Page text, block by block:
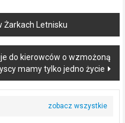
Żarkach Letnisku
do kierowców o wzmożoną
mamy tylko jedno życie